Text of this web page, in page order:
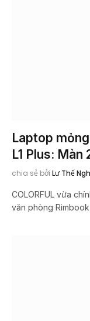
Laptop
L1 Plus:
chia sẻ bởi Lư Thế
COLORFUL vừa
văn phòng